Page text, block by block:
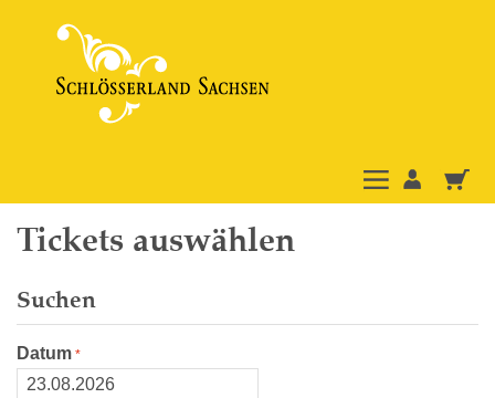
Tickets auswählen
Suchen
Datum